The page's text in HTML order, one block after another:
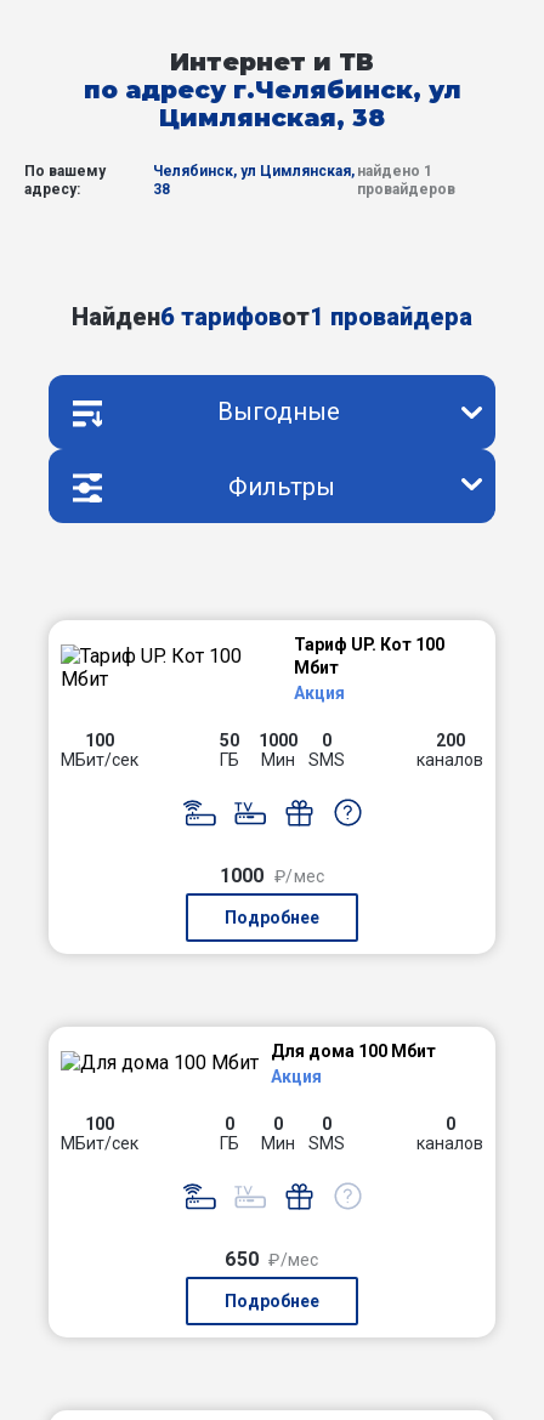
Интернет и ТВ
по адресу г.Челябинск, ул
Цимлянская, 38
По вашему
адресу:
Челябинск, ул Цимлянская,
38
найдено 1
провайдеров
Найден6 тарифовот1 провайдера
Выгодные
Фильтры
Тариф UP. Кот 100
Мбит
Акция
100
МБит/сек
50
ГБ
1000
Мин
0
SMS
200
каналов
1000 ₽/мес
Подробнее
Для дома 100 Мбит
Акция
100
МБит/сек
0
ГБ
0
Мин
0
SMS
0
каналов
650 ₽/мес
Подробнее